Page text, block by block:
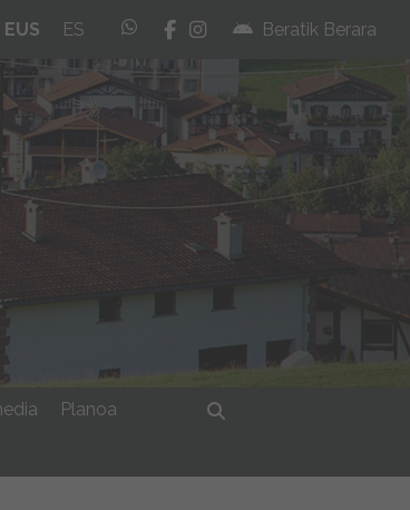
EUS ES whatsapp
facebook
instagram
Beratik Berara
Planoa